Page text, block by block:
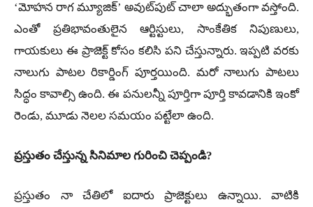
‘మోహన రాగ మ్యూజిక్’ అవుట్‌పుట్ చాలా అద్భుతంగా వస్తోంది.
ఎంతో ప్రతిభావంతులైన ఆర్టిస్టులు, సాంకేతిక నిపుణులు,
గాయకులు ఈ ప్రాజెక్ట్ కోసం కలిసి పని చేస్తున్నారు. ఇప్పటి వరకు
నాలుగు పాటల రికార్డింగ్ పూర్తయింది. మరో నాలుగు పాటలు
సిద్ధం కావాల్సి ఉంది. ఈ పనులన్నీ పూర్తిగా పూర్తి కావడానికి ఇంకో
రెండు, మూడు నెలల సమయం పట్టేలా ఉంది.
ప్రస్తుతం చేస్తున్న సినిమాల గురించి చెప్పండి?
ప్రస్తుతం నా చేతిలో ఐదారు ప్రాజెక్టులు ఉన్నాయి. వాటికి